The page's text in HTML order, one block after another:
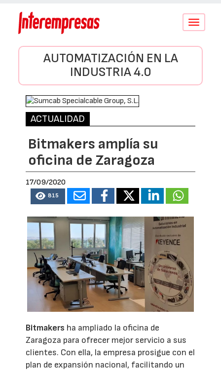
Conmutar
AUTOMATIZACIÓN EN LA
INDUSTRIA 4.0
ACTUALIDAD
Bitmakers amplía su
oficina de Zaragoza
17/09/2020
815
Bitmakers ha ampliado la oficina de
Zaragoza para ofrecer mejor servicio a sus
clientes. Con ella, la empresa prosigue con el
plan de expansión nacional, facilitando un